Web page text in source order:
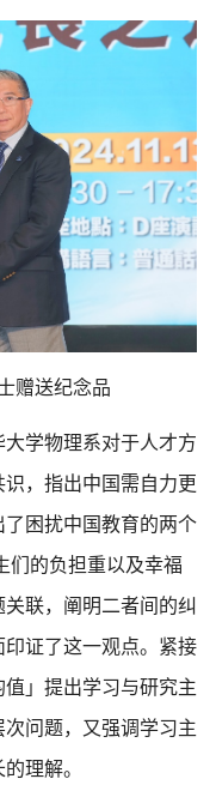
赠送纪念品
学物理系对于人才方
，指出中国需自力更
困扰中国教育的两个
的负担重以及幸福
联，阐明二者间的纠
证了这一观点。紧接
」提出学习与研究主
问题，又强调学习主
理解。